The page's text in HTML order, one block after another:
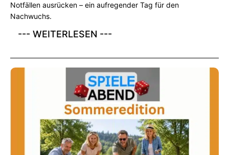
Notfällen ausrücken – ein aufregender Tag für den
Nachwuchs.
--- WEITERLESEN ---